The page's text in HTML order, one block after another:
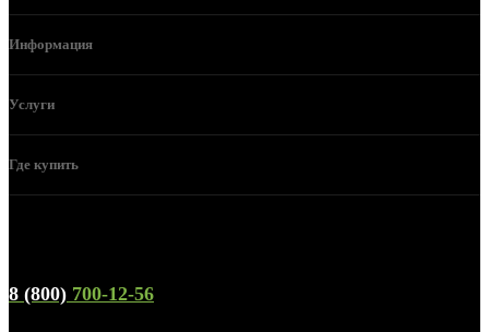
Информация
Услуги
Где купить
8 (800) 700-12-56